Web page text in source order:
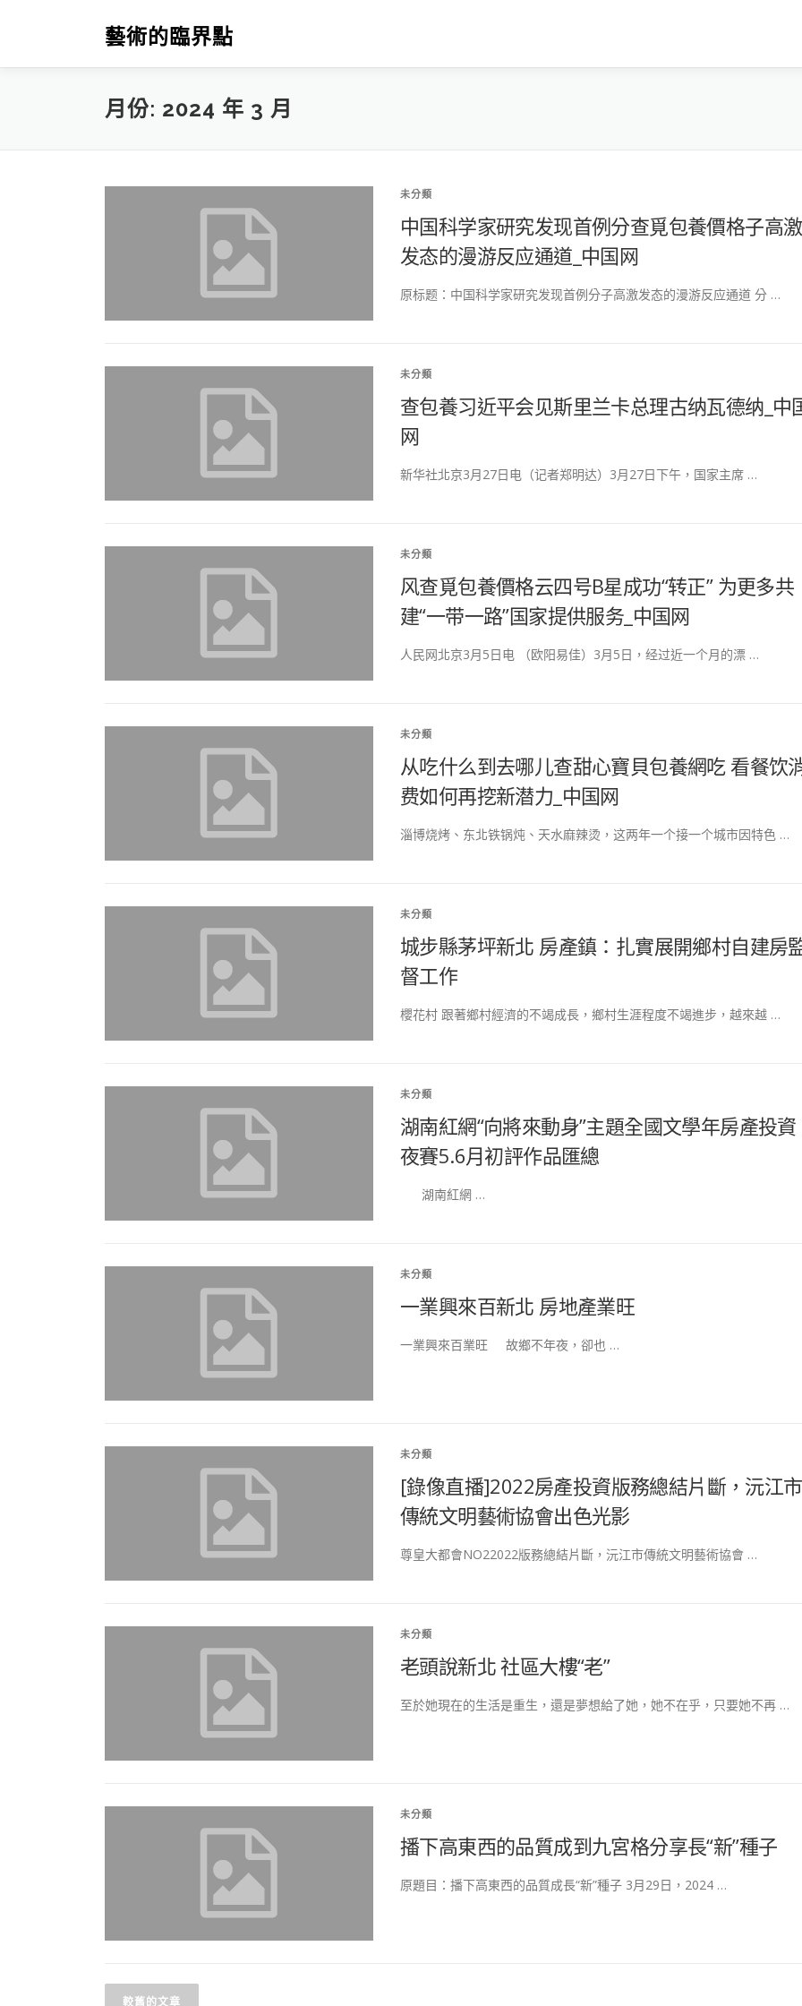
要
藝術的臨界點
月份: 2024 年 3 月
未分類
中国科学家研究发现首例分查覓包養價格子高激
发态的漫游反应通道_中国网
原标题：中国科学家研究发现首例分子高激发态的漫游反应通道 分 …
未分類
查包養习近平会见斯里兰卡总理古纳瓦德纳_中
网
新华社北京3月27日电（记者郑明达）3月27日下午，国家主席 …
未分類
风查覓包養價格云四号B星成功“转正” 为更多共
建“一带一路”国家提供服务_中国网
人民网北京3月5日电 （欧阳易佳）3月5日，经过近一个月的漂 …
未分類
从吃什么到去哪儿查甜心寶貝包養網吃 看餐饮
费如何再挖新潜力_中国网
淄博烧烤、东北铁锅炖、天水麻辣烫，这两年一个接一个城市因特色 …
未分類
城步縣茅坪新北 房產鎮：扎實展開鄉村自建房
督工作
櫻花村 跟著鄉村經濟的不竭成長，鄉村生涯程度不竭進步，越來越 …
未分類
湖南紅網“向將來動身”主題全國文學年房產投資
夜賽5.6月初評作品匯總
湖南紅網 …
未分類
一業興來百新北 房地產業旺
一業興來百業旺 故鄉不年夜，卻也 …
未分類
[錄像直播]2022房產投資版務總結片斷，沅江市
傳統文明藝術協會出色光影
尊皇大都會NO22022版務總結片斷，沅江市傳統文明藝術協會 …
未分類
老頭說新北 社區大樓“老”
至於她現在的生活是重生，還是夢想給了她，她不在乎，只要她不再 …
未分類
播下高東西的品質成到九宮格分享長“新”種子
原題目：播下高東西的品質成長“新”種子 3月29日，2024 …
文
較舊的文章